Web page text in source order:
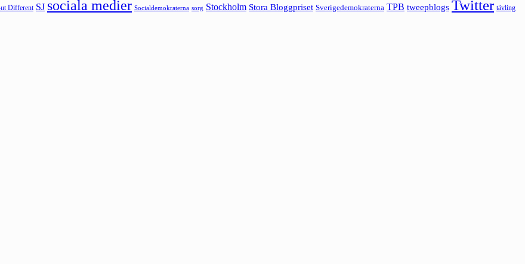
Different SJ sociala medier Socialdemokraterna sorg Stockholm Stora Bloggpriset Sverigedemokraterna TPB tweepblogs Twitter tävling